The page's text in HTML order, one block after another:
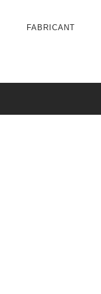
FABRICANT